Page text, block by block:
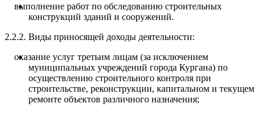
выполнение работ по обследованию строительных
конструкций зданий и сооружений.
2.2.2. Виды приносящей доходы деятельности:
оказание услуг третьим лицам (за исключением
муниципальных учреждений города Кургана) по
осуществлению строительного контроля при
строительстве, реконструкции, капитальном и текущем
ремонте объектов различного назначения;